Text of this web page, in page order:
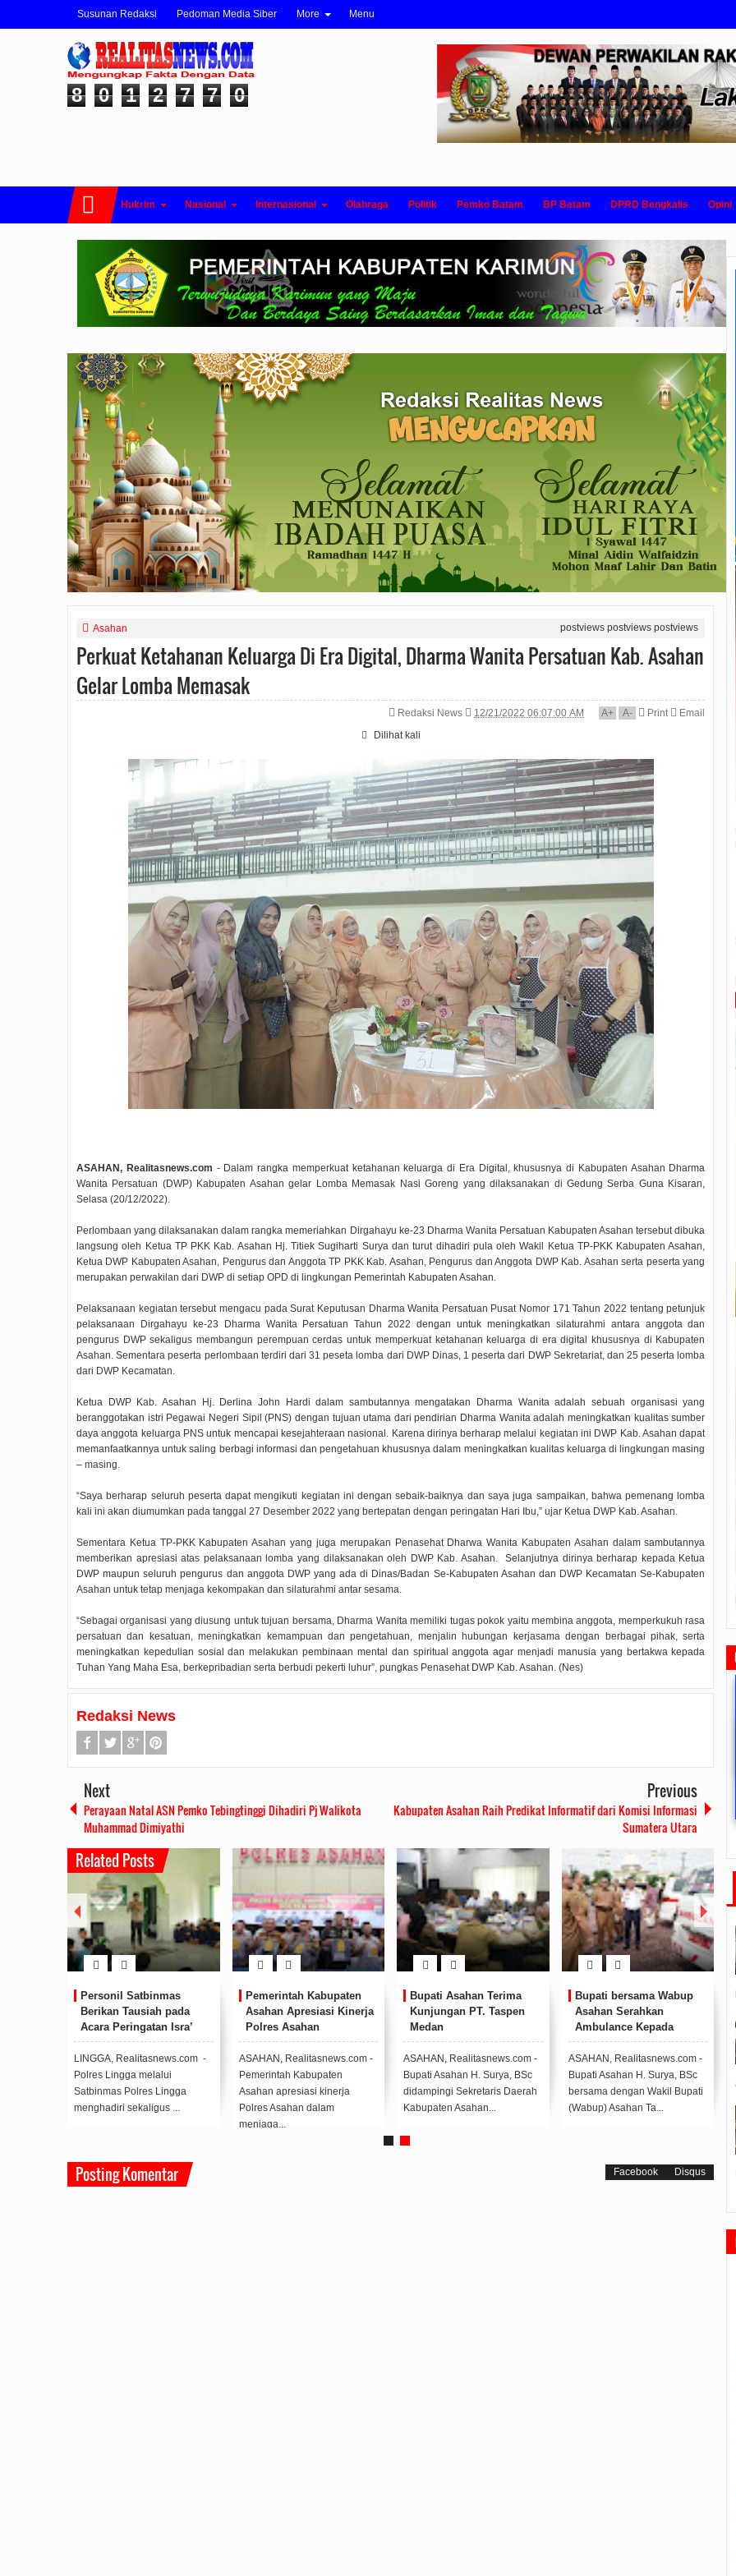
Susunan Redaksi Pedoman Media Siber More Menu
8 0 1 2 7 7 0
Hukrim Nasional Internasional Olahraga Politik Pemko Batam BP Batam DPRD Bengkalis Opini
Asahan postviewspostviewspostviews
Perkuat Ketahanan Keluarga Di Era Digital, Dharma Wanita Persatuan Kab. Asahan
Gelar Lomba Memasak
Redaksi News 12/21/2022 06:07:00 AM A+ A- Print
Email
Dilihat kali
ASAHAN, Realitasnews.com - Dalam rangka memperkuat ketahanan keluarga di Era Digital, khususnya di Kabupaten Asahan Dharma
Wanita Persatuan (DWP) Kabupaten Asahan gelar Lomba Memasak Nasi Goreng yang dilaksanakan di Gedung Serba Guna Kisaran,
Selasa (20/12/2022).
Perlombaan yang dilaksanakan dalam rangka memeriahkan Dirgahayu ke-23 Dharma Wanita Persatuan Kabupaten Asahan tersebut dibuka
langsung oleh Ketua TP PKK Kab. Asahan Hj. Titiek Sugiharti Surya dan turut dihadiri pula oleh Wakil Ketua TP-PKK Kabupaten Asahan,
Ketua DWP Kabupaten Asahan, Pengurus dan Anggota TP PKK Kab. Asahan, Pengurus dan Anggota DWP Kab. Asahan serta peserta yang
merupakan perwakilan dari DWP di setiap OPD di lingkungan Pemerintah Kabupaten Asahan.
Pelaksanaan kegiatan tersebut mengacu pada Surat Keputusan Dharma Wanita Persatuan Pusat Nomor 171 Tahun 2022 tentang petunjuk
pelaksanaan Dirgahayu ke-23 Dharma Wanita Persatuan Tahun 2022 dengan untuk meningkatkan silaturahmi antara anggota dan
pengurus DWP sekaligus membangun perempuan cerdas untuk memperkuat ketahanan keluarga di era digital khususnya di Kabupaten
Asahan. Sementara peserta perlombaan terdiri dari 31 peseta lomba dari DWP Dinas, 1 peserta dari DWP Sekretariat, dan 25 peserta lomba
dari DWP Kecamatan.
Ketua DWP Kab. Asahan Hj. Derlina John Hardi dalam sambutannya mengatakan Dharma Wanita adalah sebuah organisasi yang
beranggotakan istri Pegawai Negeri Sipil (PNS) dengan tujuan utama dari pendirian Dharma Wanita adalah meningkatkan kualitas sumber
daya anggota keluarga PNS untuk mencapai kesejahteraan nasional. Karena dirinya berharap melalui kegiatan ini DWP Kab. Asahan dapat
memanfaatkannya untuk saling berbagi informasi dan pengetahuan khususnya dalam meningkatkan kualitas keluarga di lingkungan masing
– masing.
“Saya berharap seluruh peserta dapat mengikuti kegiatan ini dengan sebaik-baiknya dan saya juga sampaikan, bahwa pemenang lomba
kali ini akan diumumkan pada tanggal 27 Desember 2022 yang bertepatan dengan peringatan Hari Ibu,” ujar Ketua DWP Kab. Asahan.
Sementara Ketua TP-PKK Kabupaten Asahan yang juga merupakan Penasehat Dharwa Wanita Kabupaten Asahan dalam sambutannya
memberikan apresiasi atas pelaksanaan lomba yang dilaksanakan oleh DWP Kab. Asahan. Selanjutnya dirinya berharap kepada Ketua
DWP maupun seluruh pengurus dan anggota DWP yang ada di Dinas/Badan Se-Kabupaten Asahan dan DWP Kecamatan Se-Kabupaten
Asahan untuk tetap menjaga kekompakan dan silaturahmi antar sesama.
“Sebagai organisasi yang diusung untuk tujuan bersama, Dharma Wanita memiliki tugas pokok yaitu membina anggota, memperkukuh rasa
persatuan dan kesatuan, meningkatkan kemampuan dan pengetahuan, menjalin hubungan kerjasama dengan berbagai pihak, serta
meningkatkan kepedulian sosial dan melakukan pembinaan mental dan spiritual anggota agar menjadi manusia yang bertakwa kepada
Tuhan Yang Maha Esa, berkepribadian serta berbudi pekerti luhur”, pungkas Penasehat DWP Kab. Asahan. (Nes)
Redaksi News
Next
Perayaan Natal ASN Pemko Tebingtinggi Dihadiri Pj Walikota
Muhammad Dimiyathi
Previous
Kabupaten Asahan Raih Predikat Informatif dari Komisi Informasi
Sumatera Utara
Related Posts
Personil Satbinmas
Berikan Tausiah pada
Acara Peringatan Isra’
Mi’raj di SMPN 1 Singkep
Pesisir
LINGGA, Realitasnews.com -
Polres Lingga melalui
Satbinmas Polres Lingga
menghadiri sekaligus ...
Pemerintah Kabupaten
Asahan Apresiasi Kinerja
Polres Asahan
ASAHAN, Realitasnews.com -
Pemerintah Kabupaten
Asahan apresiasi kinerja
Polres Asahan dalam
menjaga...
Bupati Asahan Terima
Kunjungan PT. Taspen
Medan
ASAHAN, Realitasnews.com -
Bupati Asahan H. Surya, BSc
didampingi Sekretaris Daerah
Kabupaten Asahan...
Bupati bersama Wabup
Asahan Serahkan
Ambulance Kepada
Dinkes Kabupaten
Asahan
ASAHAN, Realitasnews.com -
Bupati Asahan H. Surya, BSc
bersama dengan Wakil Bupati
(Wabup) Asahan Ta...
Posting Komentar Facebook Disqus
Rudi Sampaikan Rencana
Pembangunan Batam
0 Comments
Kesiapan Pelebaran Jalan
2019/06/19
Silahturahmi Dan Komunikasi
Memimpin Rapat Paripurna
HUT Otonom ke 20 Tahun, Walikota
Pembangunan Selama 3 Tahun
0 Comments
Pemko Tanjung Pinang
Bingkisan Hari Raya Idul
Untuk Masyarakat
2020/05/110